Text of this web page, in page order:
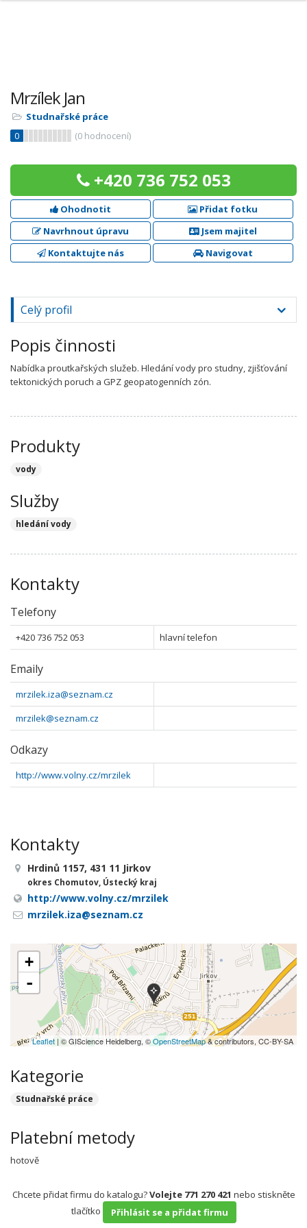
Mrzílek Jan
Studnařské práce
0
(0 hodnocení)
+420 736 752 053
Ohodnotit
Přidat fotku
Navrhnout úpravu
Jsem majitel
Kontaktujte nás
Navigovat
Celý profil
Popis činnosti
Nabídka proutkařských služeb. Hledání vody pro studny, zjišťování
tektonických poruch a GPZ geopatogenních zón.
Produkty
vody
Služby
hledání vody
Kontakty
Telefony
+420 736 752 053 hlavní telefon
Emaily
mrzilek.iza@seznam.cz
mrzilek@seznam.cz
Odkazy
http://www.volny.cz/mrzilek
Kontakty
Hrdinů 1157, 431 11 Jirkov
okres Chomutov, Ústecký kraj
http://www.volny.cz/mrzilek
mrzilek.iza@seznam.cz
+
-
Leaflet | © GIScience Heidelberg, ©OpenStreetMap& contributors, CC-BY-SA
Kategorie
Studnařské práce
Platební metody
hotově
Chcete přidat firmu do katalogu?Volejte 771 270 421 nebo stiskněte
tlačítko
Přihlásit se a přidat firmu